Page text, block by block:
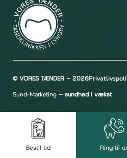
© VORES TÆNDER – 2026
Sund-Marketing – sundhed i vækst
Bestil tid Ring til